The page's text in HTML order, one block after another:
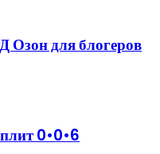
Озон для блогеров
0•0•6